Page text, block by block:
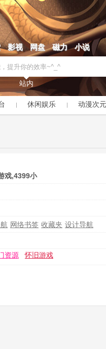
影视 网盘 磁力 小说
站内
休闲娱乐 动漫次元
戏,4399小
网络书签 收藏夹 设计导航
资源 怀旧游戏